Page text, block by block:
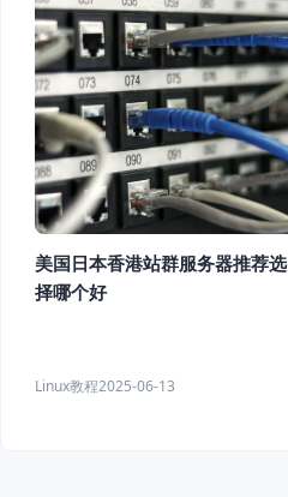
美国日本香港站群服务器推荐选
择哪个好
Linux教程2025-06-13